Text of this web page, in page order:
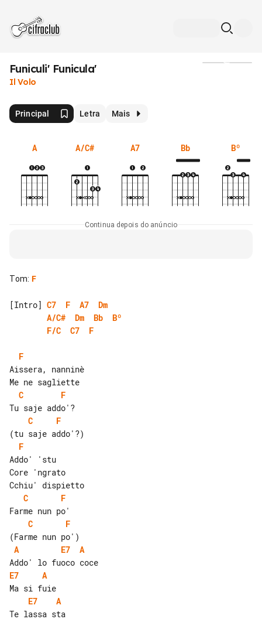
Funiculi' Funicula'
Il Volo
Principal Letra Mais
A A/C# A7 Bb Bº
Continua depois do anúncio
Tom: F
[Intro] C7 F A7
Dm
A/C#
Dm Bb
Bº
F/C
C7 F
F
Aissera, nanninè
C
F
C
F
F
Addo' 'stu
Core 'ngrato
C
F
C
F
A
E7
A
E7
A
E7
A